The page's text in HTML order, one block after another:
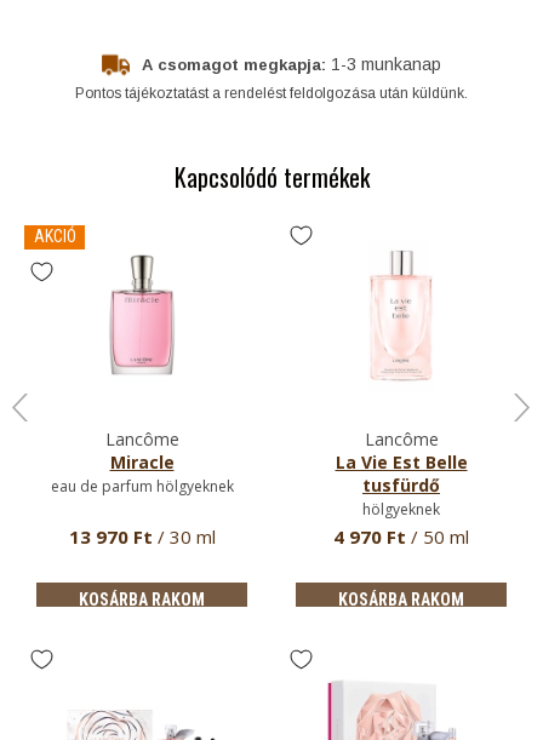
A csomagot megkapja: 1-3 munkanap
Pontos tájékoztatást a rendelést feldolgozása után küldünk.
Kapcsolódó termékek
AKCIÓ
Lancôme
Miracle
eau de parfum hölgyeknek
13 970 Ft / 30 ml
KOSÁRBA RAKOM
Lancôme
La Vie Est Belle
tusfürdő
hölgyeknek
4 970 Ft / 50 ml
KOSÁRBA RAKOM